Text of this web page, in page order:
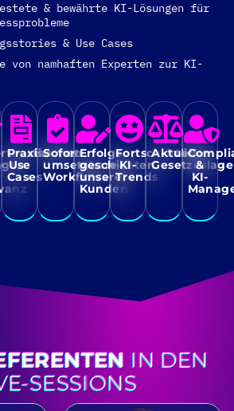
& bewährte KI-Lösungen für
& Use Cases
von namhaften Experten zur KI-
Praxisnahe
Use
Cases
Sofort
umsetzbare
Workflows
Erfolgs­
geschichten
unserer
Kunden
Fortschrittliche
KI-
Trends
Aktuelle
Gesetzeslage
&
KI-
IN DEN
SESSIONS